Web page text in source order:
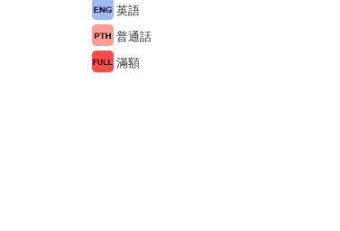
英語
普通話
滿額